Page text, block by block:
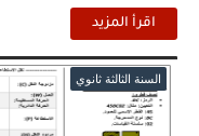
اقرأ المزيد
السنة الثالثة ثانوي